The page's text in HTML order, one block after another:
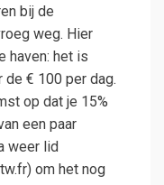
bij de
weg. Hier
haven: het is
de € 100 per dag.
op dat je 15%
een paar
weer lid
om het nog